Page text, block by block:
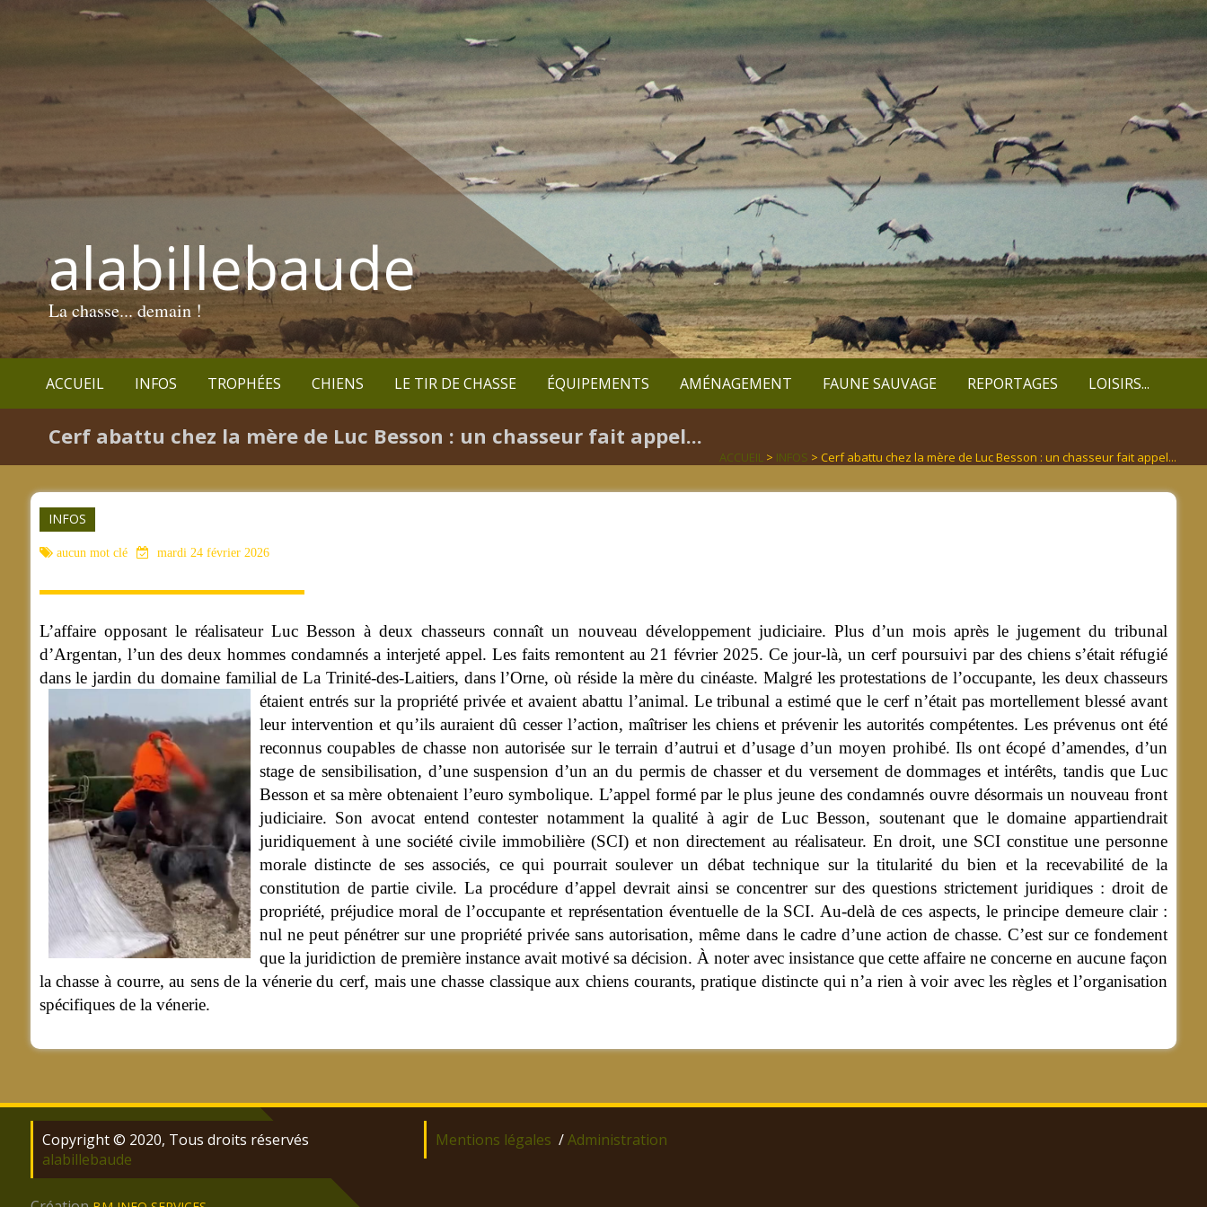
alabillebaude
La chasse... demain !
ACCUEIL INFOS TROPHÉES CHIENS LE TIR DE CHASSE ÉQUIPEMENTS AMÉNAGEMENT FAUNE SAUVAGE REPORTAGES LOISIRS...
Cerf abattu chez la mère de Luc Besson : un chasseur fait appel...
ACCUEIL > INFOS > Cerf abattu chez la mère de Luc Besson : un chasseur fait appel...
INFOS
aucun mot clé mardi 24 février 2026
L’affaire opposant le réalisateur Luc Besson à deux chasseurs connaît un nouveau développement judiciaire. Plus d’un mois après le jugement du tribunal
d’Argentan, l’un des deux hommes condamnés a interjeté appel. Les faits remontent au 21 février 2025. Ce jour-là, un cerf poursuivi par des chiens s’était réfugié
dans le jardin du domaine familial de La Trinité-des-Laitiers, dans l’Orne, où réside la mère du cinéaste. Malgré les protestations de l’occupante, les deux chasseurs
étaient entrés sur la propriété privée et avaient abattu l’animal. Le tribunal a estimé que le cerf n’était pas mortellement blessé avant
leur intervention et qu’ils auraient dû cesser l’action, maîtriser les chiens et prévenir les autorités compétentes. Les prévenus ont été
reconnus coupables de chasse non autorisée sur le terrain d’autrui et d’usage d’un moyen prohibé. Ils ont écopé d’amendes, d’un
stage de sensibilisation, d’une suspension d’un an du permis de chasser et du versement de dommages et intérêts, tandis que Luc
Besson et sa mère obtenaient l’euro symbolique. L’appel formé par le plus jeune des condamnés ouvre désormais un nouveau front
judiciaire. Son avocat entend contester notamment la qualité à agir de Luc Besson, soutenant que le domaine appartiendrait
juridiquement à une société civile immobilière (SCI) et non directement au réalisateur. En droit, une SCI constitue une personne
morale distincte de ses associés, ce qui pourrait soulever un débat technique sur la titularité du bien et la recevabilité de la
constitution de partie civile. La procédure d’appel devrait ainsi se concentrer sur des questions strictement juridiques : droit de
propriété, préjudice moral de l’occupante et représentation éventuelle de la SCI. Au-delà de ces aspects, le principe demeure clair :
nul ne peut pénétrer sur une propriété privée sans autorisation, même dans le cadre d’une action de chasse. C’est sur ce fondement
que la juridiction de première instance avait motivé sa décision. À noter avec insistance que cette affaire ne concerne en aucune façon
la chasse à courre, au sens de la vénerie du cerf, mais une chasse classique aux chiens courants, pratique distincte qui n’a rien à voir avec les règles et l’organisation
spécifiques de la vénerie.
Copyright © 2020, Tous droits réservés
alabillebaude
Mentions légales /Administration